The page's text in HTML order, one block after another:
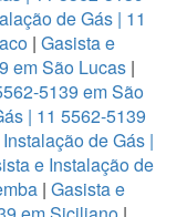
de Gás | 11
| Gasista e
em São Lucas|
5139 em São
| 11 5562-5139
de Gás |
e Instalação de
| Gasista e